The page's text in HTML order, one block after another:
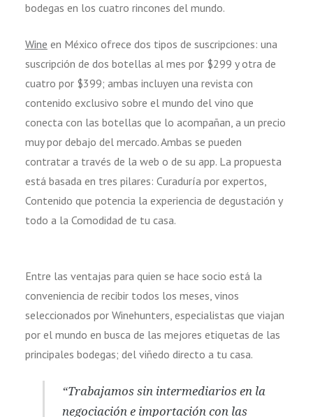
bodegas en los cuatro rincones del mundo.
Wine en México ofrece dos tipos de suscripciones: una
suscripción de dos botellas al mes por $299 y otra de
cuatro por $399; ambas incluyen una revista con
contenido exclusivo sobre el mundo del vino que
conecta con las botellas que lo acompañan, a un precio
muy por debajo del mercado. Ambas se pueden
contratar a través de la web o de su app. La propuesta
está basada en tres pilares: Curaduría por expertos,
Contenido que potencia la experiencia de degustación y
todo a la Comodidad de tu casa.
Entre las ventajas para quien se hace socio está la
conveniencia de recibir todos los meses, vinos
seleccionados por Winehunters, especialistas que viajan
por el mundo en busca de las mejores etiquetas de las
principales bodegas; del viñedo directo a tu casa.
“Trabajamos sin intermediarios en la
negociación e importación con las